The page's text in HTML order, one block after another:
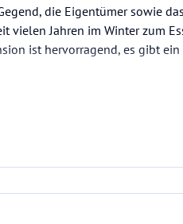
die Eigentümer sowie
vielen Jahren im Winter zum
ist hervorragend, es gibt
mit einem großen Garten